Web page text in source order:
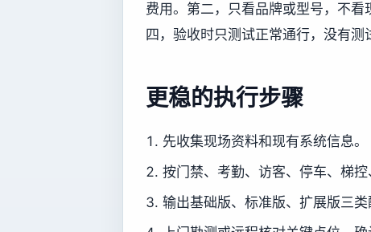
费用。第二，只看品牌或型号，不
四，验收时只测试正常通行，没有测
更稳的执行步骤
先收集现场资料和现有系统信息。
按门禁、考勤、访客、停车、梯控
输出基础版、标准版、扩展版三类